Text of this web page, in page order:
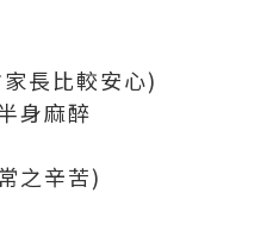
長比較安心)
身麻醉
之辛苦)